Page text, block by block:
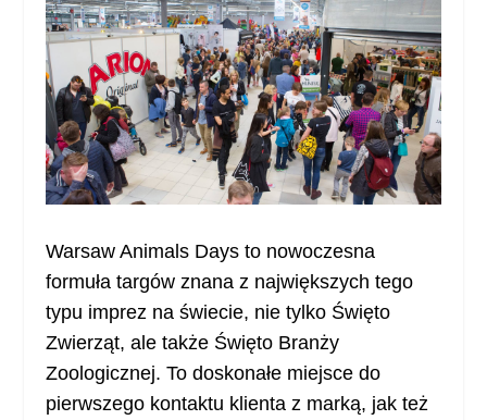
Warsaw Animals Days to nowoczesna
formuła targów znana z największych tego
typu imprez na świecie, nie tylko Święto
Zwierząt, ale także Święto Branży
Zoologicznej. To doskonałe miejsce do
pierwszego kontaktu klienta z marką, jak też